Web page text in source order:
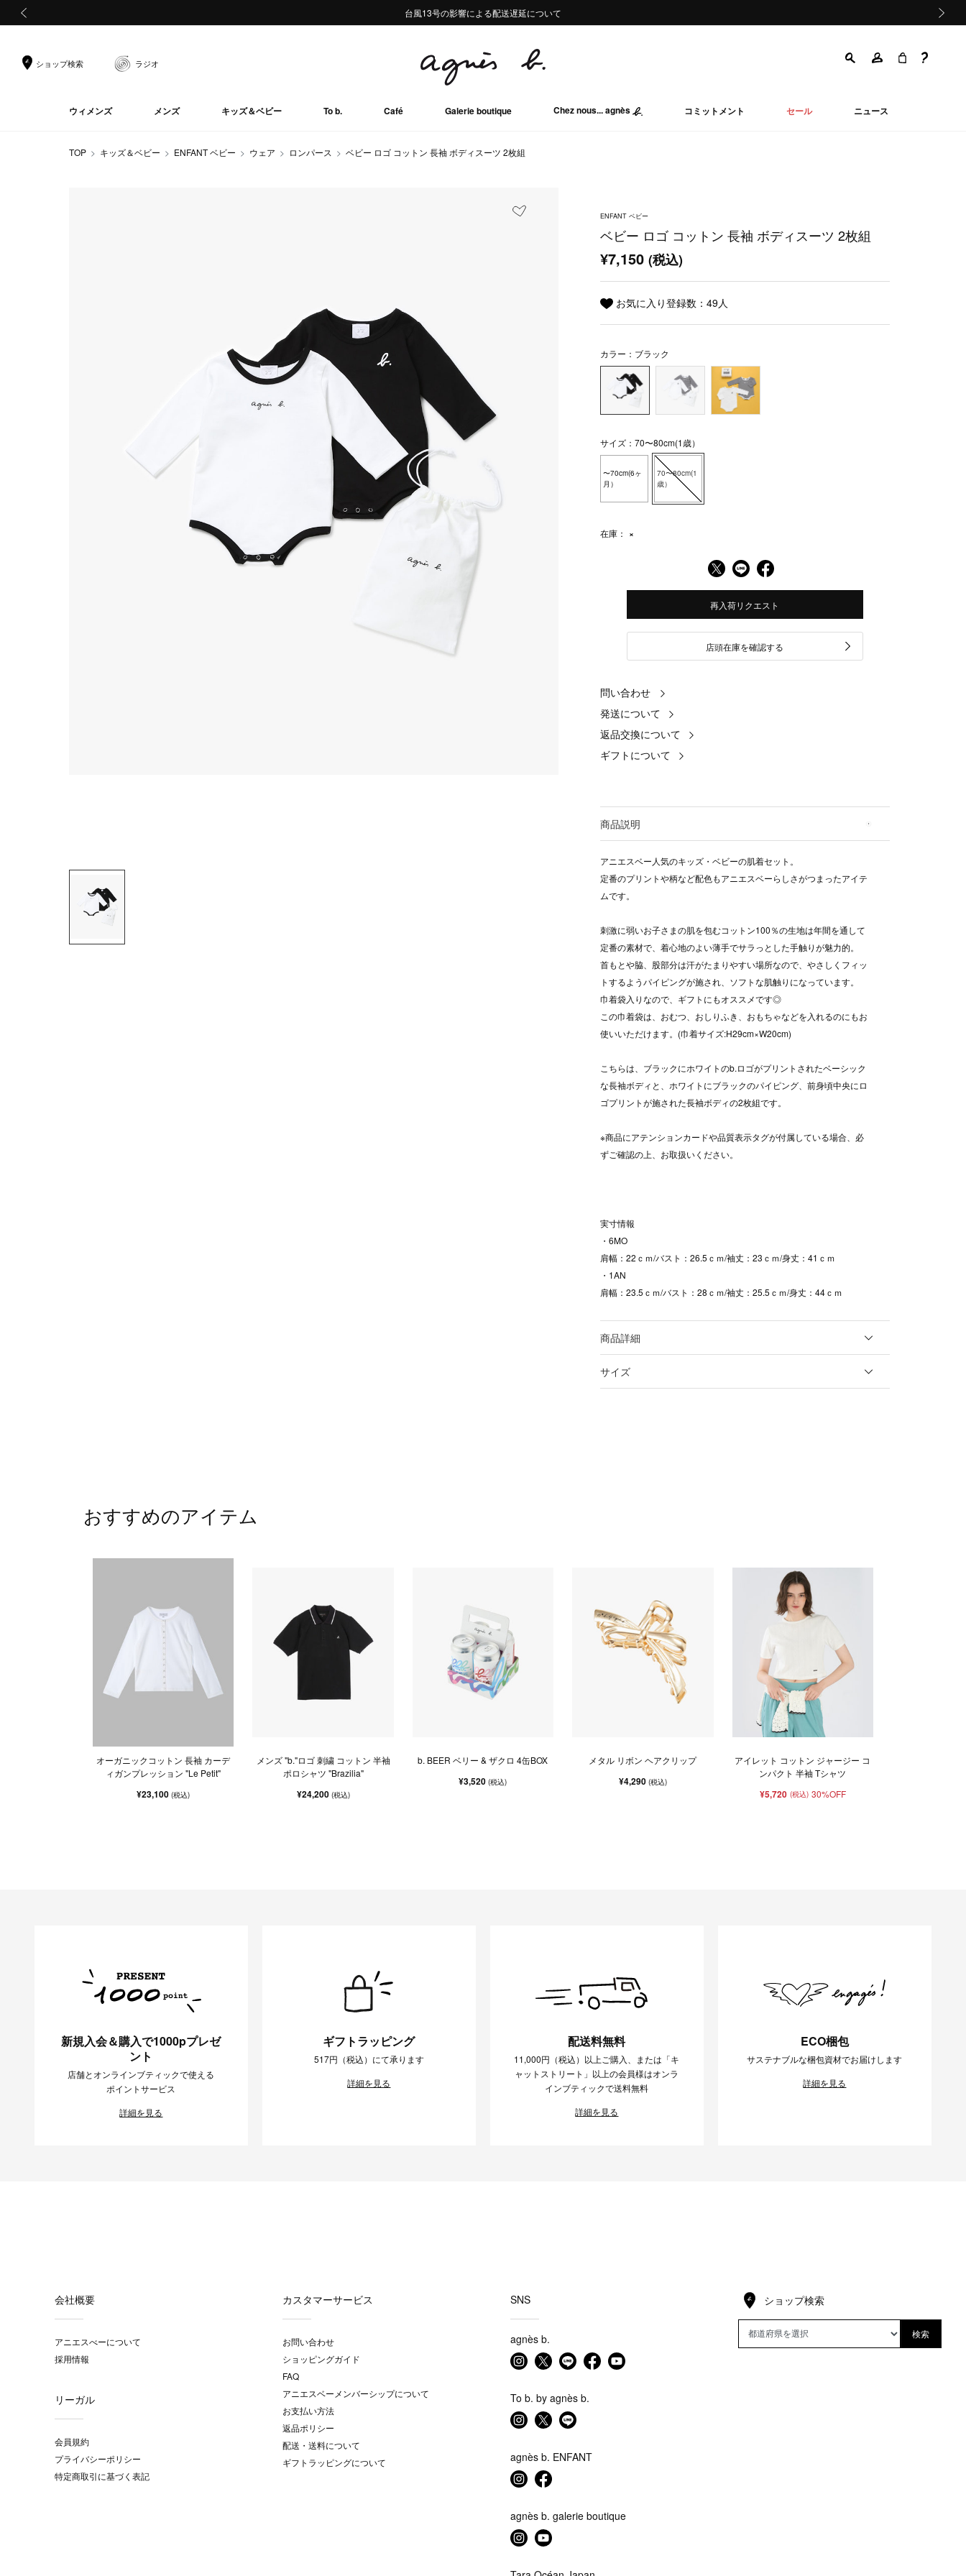
熊本地域地震の影響による配送遅延について
Summer Sale 2buy10%OFF!!
台風13号の影響による配送遅延について
熊本地域地震の影響による配送遅延について
Summer Sale 2buy10%OFF!!
ショップ検索 ラジオ
ウィメンズ メンズ キッズ＆ベビー To b. Café Galerie boutique Chez nous... agnès コミットメント セール ニュース
TOP キッズ＆ベビー ENFANT ベビー ウェア ロンパース ベビー ロゴ コットン 長袖 ボディスーツ 2枚組
ENFANT ベビー
ベビー ロゴ コットン 長袖 ボディスーツ 2枚組
¥7,150(税込)
お気に入り登録数：49人
カラー：ブラック
サイズ：70〜80cm(1歳）
〜70cm(6ヶ
月）
70〜80cm(1
歳）
在庫： ×
再入荷リクエスト
店頭在庫を確認する
問い合わせ
発送について
返品交換について
ギフトについて
商品説明
アニエスベー人気のキッズ・ベビーの肌着セット。
定番のプリントや柄など配色もアニエスベーらしさがつまったアイテ
ムです。
刺激に弱いお子さまの肌を包むコットン100％の生地は年間を通して
定番の素材で、着心地のよい薄手でサラっとした手触りが魅力的。
首もとや脇、股部分は汗がたまりやすい場所なので、やさしくフィッ
トするようパイピングが施され、ソフトな肌触りになっています。
巾着袋入りなので、ギフトにもオススメです◎
この巾着袋は、おむつ、おしりふき、おもちゃなどを入れるのにもお
使いいただけます。(巾着サイズ:H29cm×W20cm)
こちらは、ブラックにホワイトのb.ロゴがプリントされたベーシック
な長袖ボディと、ホワイトにブラックのパイピング、前身頃中央にロ
ゴプリントが施された長袖ボディの2枚組です。
※商品にアテンションカードや品質表示タグが付属している場合、必
ずご確認の上、お取扱いください。
実寸情報
・6MO
肩幅：22ｃｍ/バスト：26.5ｃｍ/袖丈：23ｃｍ/身丈：41ｃｍ
・1AN
肩幅：23.5ｃｍ/バスト：28ｃｍ/袖丈：25.5ｃｍ/身丈：44ｃｍ
商品詳細
サイズ
おすすめのアイテム
オーガニックコットン 長袖 カーデ
ィガンプレッション "Le Petit"
¥23,100(税込)
メンズ "b."ロゴ 刺繍 コットン 半袖
ポロシャツ "Brazilia"
¥24,200 (税込)
b. BEER ベリー & ザクロ 4缶BOX
¥3,520(税込)
メタル リボン ヘアクリップ
¥4,290 (税込)
アイレット コットン ジャージー コ
ンパクト 半袖 Tシャツ
¥5,720 (税込) 30%OFF
新規入会＆購入で1000pプレゼ
ント
店舗とオンラインブティックで使える
ポイントサービス
詳細を見る
ギフトラッピング
517円（税込）にて承ります
詳細を見る
配送料無料
11,000円（税込）以上ご購入、または「キ
ャットストリート」以上の会員様はオンラ
インブティックで送料無料
詳細を見る
ECO梱包
サステナブルな梱包資材でお届けします
詳細を見る
会社概要
アニエスべーについて
採用情報
リーガル
会員規約
プライバシーポリシー
特定商取引に基づく表記
カスタマーサービス
お問い合わせ
ショッピングガイド
FAQ
アニエスベーメンバーシップについて
お支払い方法
返品ポリシー
配送・送料について
ギフトラッピングについて
SNS
agnès b.
To b. by agnès b.
agnès b. ENFANT
agnès b. galerie boutique
ショップ検索
検索